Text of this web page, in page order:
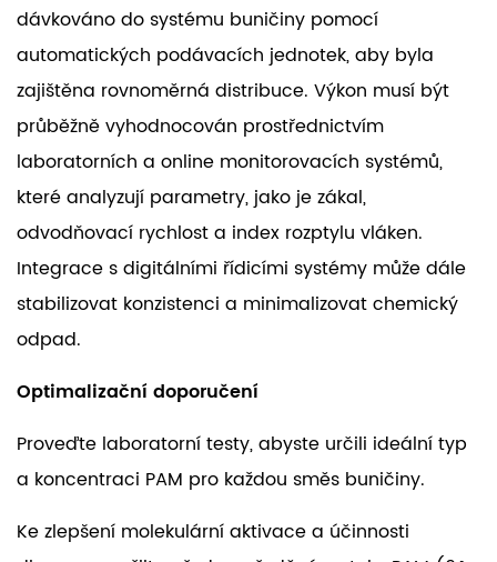
dávkováno do systému buničiny pomocí
automatických podávacích jednotek, aby byla
zajištěna rovnoměrná distribuce. Výkon musí být
průběžně vyhodnocován prostřednictvím
laboratorních a online monitorovacích systémů,
které analyzují parametry, jako je zákal,
odvodňovací rychlost a index rozptylu vláken.
Integrace s digitálními řídicími systémy může dále
stabilizovat konzistenci a minimalizovat chemický
odpad.
Optimalizační doporučení
Proveďte laboratorní testy, abyste určili ideální typ
a koncentraci PAM pro každou směs buničiny.
Ke zlepšení molekulární aktivace a účinnosti